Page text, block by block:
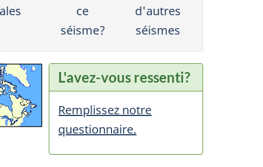
ce
séisme?
d'autres
séismes
L'avez-vous ressenti?
Remplissez notre
questionnaire.